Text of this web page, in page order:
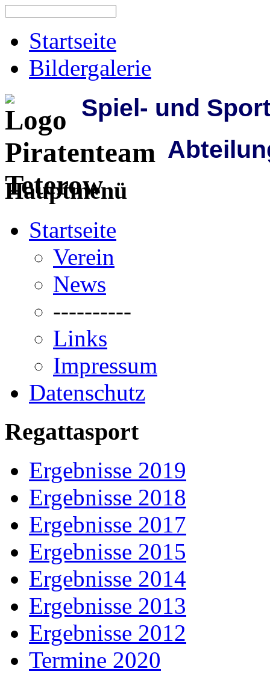
Startseite
Bildergalerie
Spiel- und
Hauptmenü
Startseite
Verein
News
----------
Links
Impressum
Datenschutz
Regattasport
Ergebnisse 2019
Ergebnisse 2018
Ergebnisse 2017
Ergebnisse 2015
Ergebnisse 2014
Ergebnisse 2013
Ergebnisse 2012
Termine 2020